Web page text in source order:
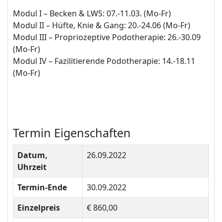
Modul I – Becken & LWS: 07.-11.03. (Mo-Fr)
Modul II – Hüfte, Knie & Gang: 20.-24.06 (Mo-Fr)
Modul III – Propriozeptive Podotherapie: 26.-30.09
(Mo-Fr)
Modul IV – Fazilitierende Podotherapie: 14.-18.11
(Mo-Fr)
Termin Eigenschaften
Datum,
Uhrzeit
26.09.2022
Termin-Ende
30.09.2022
Einzelpreis
€ 860,00